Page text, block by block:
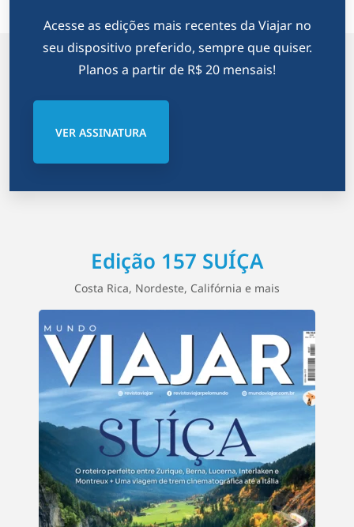
Acesse as edições mais recentes da Viajar no
seu dispositivo preferido, sempre que quiser.
Planos a partir de R$ 20 mensais!
VER ASSINATURA
Edição 157 SUÍÇA
Costa Rica, Nordeste, Califórnia e mais